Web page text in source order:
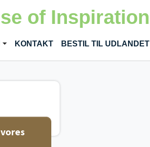
of Inspiration
KONTAKT BESTIL TIL UDLANDET